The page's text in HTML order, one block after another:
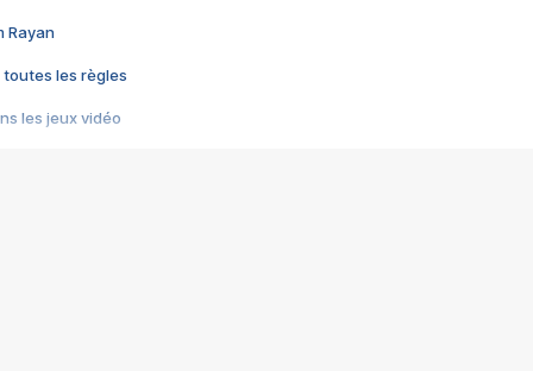
Rayan
toutes les règles
les jeux vidéo